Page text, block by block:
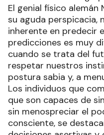
El genial físico alemán
su aguda perspicacia,
inherente en predecir
predicciones es muy
cuando se trata del
respetar nuestros
postura sabia y, a
Los individuos que
que son capaces de
sin menospreciar el
consciente, se